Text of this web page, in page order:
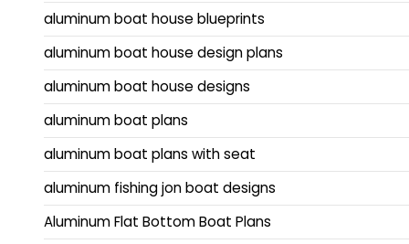
aluminum boat house blueprints
aluminum boat house design plans
aluminum boat house designs
aluminum boat plans
aluminum boat plans with seat
aluminum fishing jon boat designs
Aluminum Flat Bottom Boat Plans